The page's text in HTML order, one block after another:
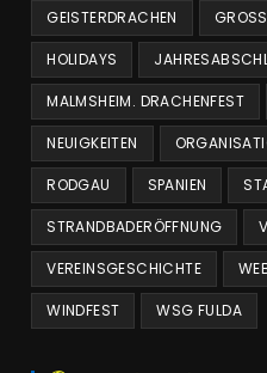
GEISTERDRACHEN
HOLIDAYS
MALMSHEIM. DRACHENFEST
NEUIGKEITEN
RODGAU SPANIEN
STRANDBADERÖFFNUNG
VEREINSGESCHICHTE
WINDFEST WSG FULDA